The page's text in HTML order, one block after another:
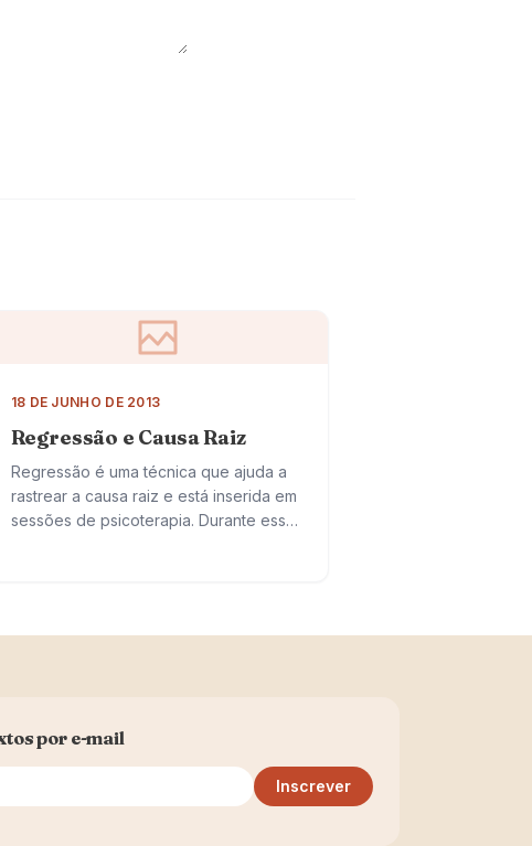
18 DE JUNHO DE 2013
Regressão e Causa Raiz
Regressão é uma técnica que ajuda a
rastrear a causa raiz e está inserida em
sessões de psicoterapia. Durante esse
por e-mail
Inscrever